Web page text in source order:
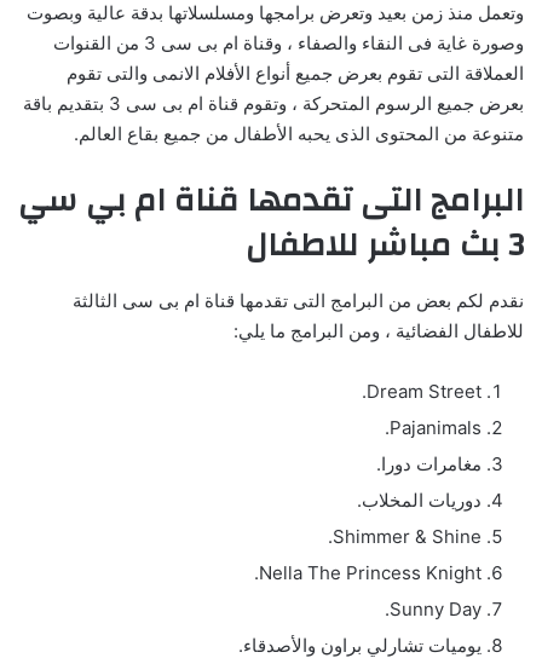
وتعمل منذ زمن بعيد وتعرض برامجها ومسلسلاتها بدقة عالية وبصوت
وصورة غاية فى النقاء والصفاء ، وقناة ام بى سى 3 من القنوات
العملاقة التى تقوم بعرض جميع أنواع الأفلام الانمى والتى تقوم
بعرض جميع الرسوم المتحركة ، وتقوم قناة ام بى سى 3 بتقديم باقة
متنوعة من المحتوى الذى يحبه الأطفال من جميع بقاع العالم.
البرامج التى تقدمها قناة ام بي سي
3 بث مباشر للاطفال
نقدم لكم بعض من البرامج التى تقدمها قناة ام بى سى الثالثة
للاطفال الفضائية ، ومن البرامج ما يلي:
Dream Street.
Pajanimals.
مغامرات دورا.
دوريات المخلاب.
Shimmer & Shine.
Nella The Princess Knight.
Sunny Day.
يوميات تشارلي براون والأصدقاء.